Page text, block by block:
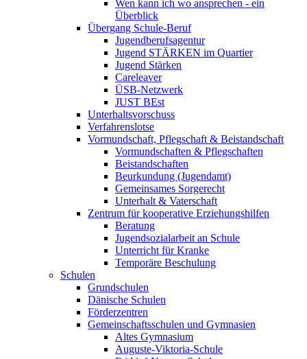
Wen kann ich wo ansprechen - ein
Überblick
Übergang Schule-Beruf
Jugendberufsagentur
Jugend STÄRKEN im Quartier
Jugend Stärken
Careleaver
ÜSB-Netzwerk
JUST BEst
Unterhaltsvorschuss
Verfahrenslotse
Vormundschaft, Pflegschaft & Beistandschaft
Vormundschaften & Pflegschaften
Beistandschaften
Beurkundung (Jugendamt)
Gemeinsames Sorgerecht
Unterhalt & Vaterschaft
Zentrum für kooperative Erziehungshilfen
Beratung
Jugendsozialarbeit an Schule
Unterricht für Kranke
Temporäre Beschulung
Schulen
Grundschulen
Dänische Schulen
Förderzentren
Gemeinschaftsschulen und Gymnasien
Altes Gymnasium
Auguste-Viktoria-Schule